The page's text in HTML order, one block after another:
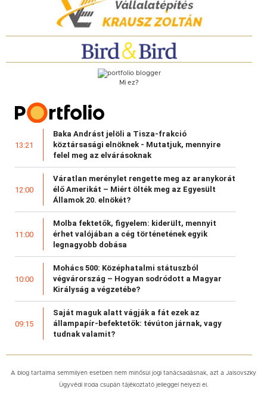
Mi ez?
13:21
Baka Andrást jelöli a Tisza-frakció
köztársasági elnöknek - Mutatjuk, mennyire
felel meg az elvárásoknak
12:00
Váratlan merénylet rengette meg az aranykorát
élő Amerikát – Miért ölték meg az Egyesült
Államok 20. elnökét?
11:00
Molba fektetők, figyelem: kiderült, mennyit
érhet valójában a cég történetének egyik
legnagyobb dobása
10:00
Mohács 500: Középhatalmi státuszból
végvárország – Hogyan sodródott a Magyar
Királyság a végzetébe?
09:15
Saját maguk alatt vágják a fát ezek az
állampapír-befektetők: tévúton járnak, vagy
tudnak valamit?
A blog tartalma semmilyen esetben nem minősül jogi tanácsadásnak, azt a Jalsovszky
Ügyvédi Iroda csupán tájékoztató jelleggel helyezi el.